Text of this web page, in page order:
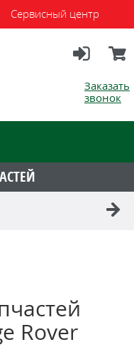
Сервисный центр
Заказать
звонок
Rover